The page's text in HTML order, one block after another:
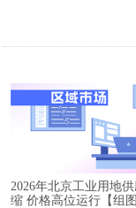
2026年北京工业用地
缩 价格高位运行【组图